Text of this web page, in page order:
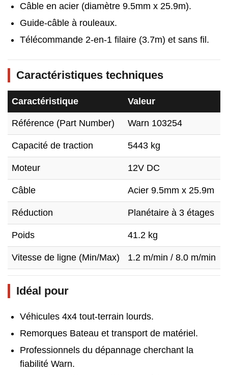
Câble en acier (diamètre 9.5mm x 25.9m).
Guide-câble à rouleaux.
Télécommande 2-en-1 filaire (3.7m) et sans fil.
Caractéristiques techniques
Caractéristique Valeur
Référence (Part Number) Warn 103254
Capacité de traction 5443 kg
Moteur 12V DC
Câble Acier 9.5mm x 25.9m
Réduction Planétaire à 3 étages
Poids 41.2 kg
Vitesse de ligne (Min/Max) 1.2 m/min / 8.0 m/min
Idéal pour
Véhicules 4x4 tout-terrain lourds.
Remorques Bateau et transport de matériel.
Professionnels du dépannage cherchant la
fiabilité Warn.